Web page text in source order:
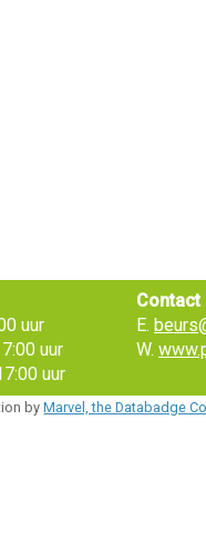
uur
uur
uur
Contact
E.
W.
byMarvel, the Databadge